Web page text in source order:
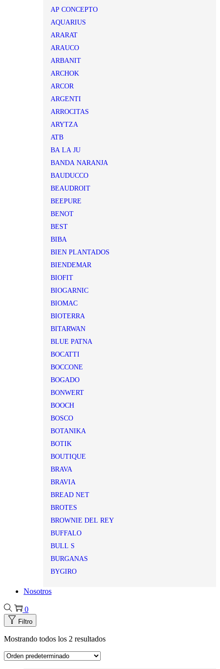
AP CONCEPTO
AQUARIUS
ARARAT
ARAUCO
ARBANIT
ARCHOK
ARCOR
ARGENTI
ARROCITAS
ARYTZA
ATB
BA LA JU
BANDA NARANJA
BAUDUCCO
BEAUDROIT
BEEPURE
BENOT
BEST
BIBA
BIEN PLANTADOS
BIENDEMAR
BIOFIT
BIOGARNIC
BIOMAC
BIOTERRA
BITARWAN
BLUE PATNA
BOCATTI
BOCCONE
BOGADO
BONWERT
BOOCH
BOSCO
BOTANIKA
BOTIK
BOUTIQUE
BRAVA
BRAVIA
BREAD NET
BROTES
BROWNIE DEL REY
BUFFALO
BULL S
BURGANAS
BYGIRO
Nosotros
0
Filtro
Mostrando todos los 2 resultados